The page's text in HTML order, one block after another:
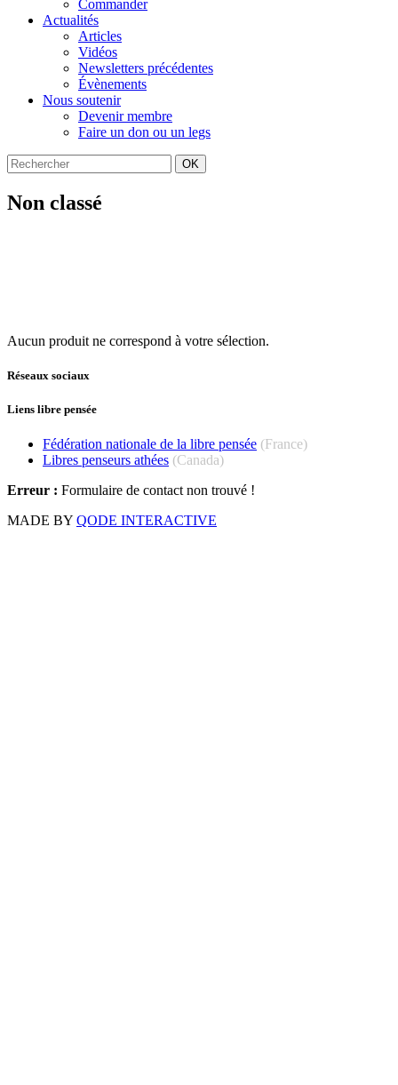
Commander
Actualités
Articles
Vidéos
Newsletters précédentes
Évènements
Nous soutenir
Devenir membre
Faire un don ou un legs
OK
Non classé
Aucun produit ne correspond à votre sélection.
Réseaux sociaux
Liens libre pensée
Fédération nationale de la libre pensée (France)
Libres penseurs athées (Canada)
Erreur : Formulaire de contact non trouvé !
MADE BY QODE INTERACTIVE